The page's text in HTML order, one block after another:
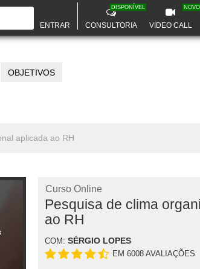
ENTRAR CONSULTORIA
DISPONÍVEL
VIDEO CALL
NOVO
OBJETIVOS
aplicada ao RH
Curso Online
Pesquisa de clima
ao RH
COM: SÉRGIO LOPES
EM 6008 AVALIAÇÕES